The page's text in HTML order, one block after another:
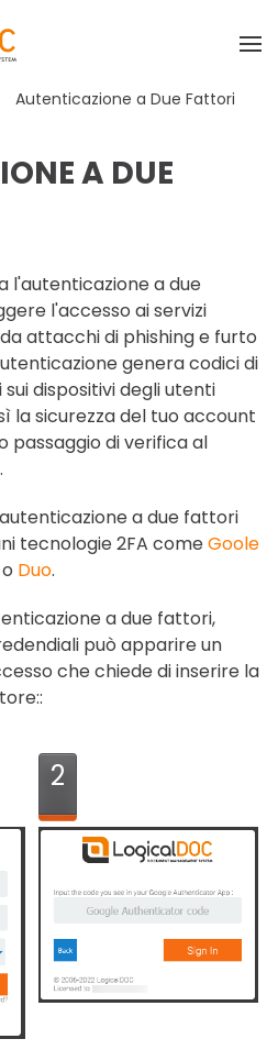
Autenticazione a Due Fattori
A DUE
l'autenticazione a due
l'accesso ai servizi
attacchi di phishing e furto
genera codici di
dispositivi degli utenti
la sicurezza del tuo account
passaggio di verifica al
a due fattori
tecnologie 2FA comeGoole
o Duo.
a due fattori,
può apparire un
che chiede di inserire la
2